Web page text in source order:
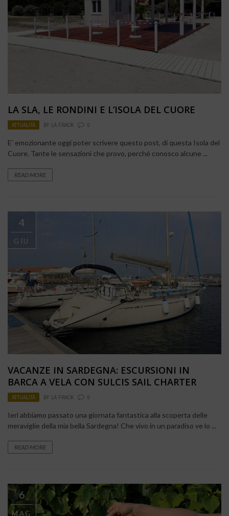
LA SLA, LE RONDINI E L’ISOLA DEL CUORE
ATTUALITÀ BY LA FRACK 0
E’ emozionante oggi poter scrivere questo post, di questa Isola del
Cuore. Tante le sensazioni che provo, perché conosco alcune ...
READ MORE
4
GIU
VACANZE IN SARDEGNA: ESCURSIONI IN
BARCA A VELA CON SULCIS SAIL CHARTER
ATTUALITÀ BY LA FRACK 0
Ieri abbiamo passato una giornata fantastica alla scoperta delle
meraviglie della mia bella Sardegna! Che vivo in un paradiso ve lo ...
READ MORE
6
MAG